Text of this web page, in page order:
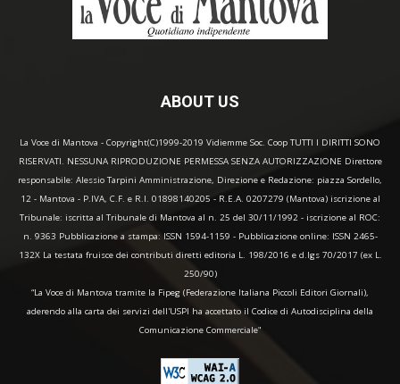
ABOUT US
La Voce di Mantova - Copyright(C)1999-2019 Vidiemme Soc. Coop TUTTI I DIRITTI SONO
RISERVATI. NESSUNA RIPRODUZIONE PERMESSA SENZA AUTORIZZAZIONE Direttore
responsabile: Alessio Tarpini Amministrazione, Direzione e Redazione: piazza Sordello,
12 - Mantova - P.IVA, C.F. e R.I. 01898140205 - R.E.A. 0207279 (Mantova) iscrizione al
Tribunale: iscritta al Tribunale di Mantova al n. 25 del 30/11/1992 - iscrizione al ROC:
n. 9363 Pubblicazione a stampa: ISSN 1594-1159 - Pubblicazione online: ISSN 2465-
132X La testata fruisce dei contributi diretti editoria L. 198/2016 e d.lgs 70/2017 (ex L.
250/90)
“La Voce di Mantova tramite la Fipeg (Federazione Italiana Piccoli Editori Giornali),
aderendo alla carta dei servizi dell'USPI ha accettato il Codice di Autodisciplina della
Comunicazione Commerciale"